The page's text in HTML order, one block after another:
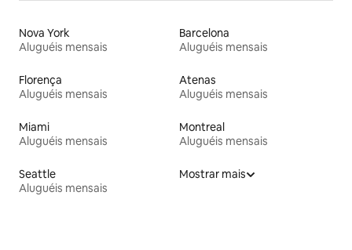
Nova York
Aluguéis mensais
Barcelona
Aluguéis mensais
Florença
Aluguéis mensais
Atenas
Aluguéis mensais
Miami
Aluguéis mensais
Montreal
Aluguéis mensais
Seattle
Aluguéis mensais
Mostrar mais